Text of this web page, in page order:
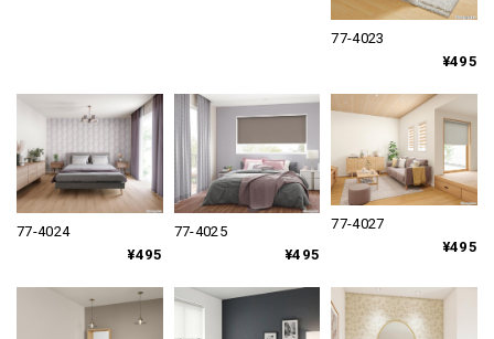
77-4023
¥495
77-4024
¥495
77-4025
¥495
77-4027
¥495